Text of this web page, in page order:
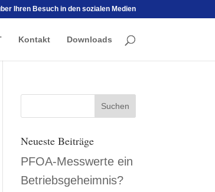
Ihren Besuch in den sozialen Medien
Kontakt Downloads
Neueste Beiträge
PFOA-Messwerte ein
Betriebsgeheimnis?